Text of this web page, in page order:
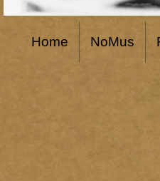
Home NoMus